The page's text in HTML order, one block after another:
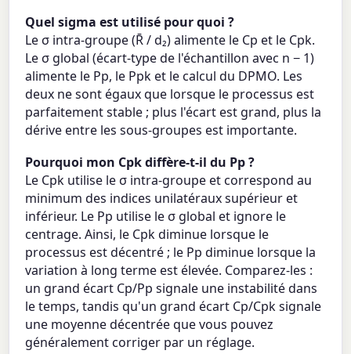
Quel sigma est utilisé pour quoi ?
Le σ intra-groupe (R̄ / d₂) alimente le Cp et le Cpk.
Le σ global (écart-type de l'échantillon avec n − 1)
alimente le Pp, le Ppk et le calcul du DPMO. Les
deux ne sont égaux que lorsque le processus est
parfaitement stable ; plus l'écart est grand, plus la
dérive entre les sous-groupes est importante.
Pourquoi mon Cpk diffère-t-il du Pp ?
Le Cpk utilise le σ intra-groupe et correspond au
minimum des indices unilatéraux supérieur et
inférieur. Le Pp utilise le σ global et ignore le
centrage. Ainsi, le Cpk diminue lorsque le
processus est décentré ; le Pp diminue lorsque la
variation à long terme est élevée. Comparez-les :
un grand écart Cp/Pp signale une instabilité dans
le temps, tandis qu'un grand écart Cp/Cpk signale
une moyenne décentrée que vous pouvez
généralement corriger par un réglage.